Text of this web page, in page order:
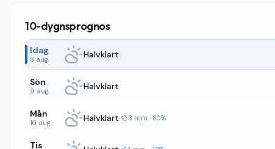
10-dygnsprognos
Idag
8 aug. Halvklart
Sön
9 aug. Halvklart
Mån
10 aug. Halvklart· 3 mm · 80%
Tis